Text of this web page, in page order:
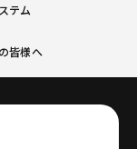
テム
皆様へ